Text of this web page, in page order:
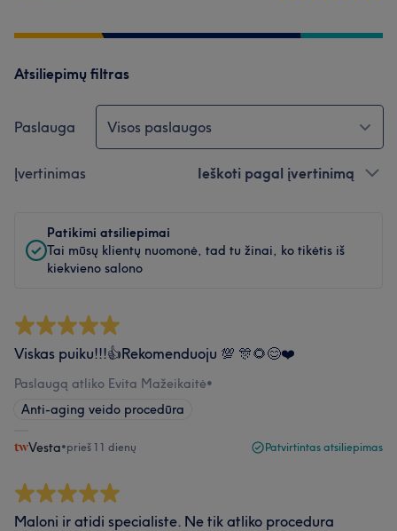
Atsiliepimų filtras
Paslauga Visos paslaugos
Įvertinimas Ieškoti pagal įvertinimą
Patikimi atsiliepimai
Tai mūsų klientų nuomonė, tad tu žinai, ko tikėtis iš
kiekvieno salono
Viskas puiku!!!👍Rekomenduoju 💯 🎊🌻😊❤️
Paslaugą atliko Evita Mažeikaitė•
Anti-aging veido procedūra
Vesta•prieš 11 dienų Patvirtintas atsiliepimas
Maloni ir atidi specialiste. Ne tik atliko procedura